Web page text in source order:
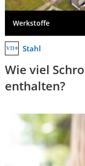
Werkstoffe
Stahl
Wie viel
enthalten?